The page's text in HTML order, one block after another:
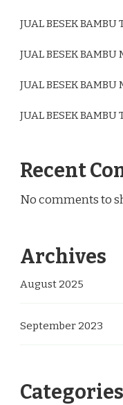
JUAL BESEK BAMBU
JUAL BESEK
JUAL BESEK
JUAL BESEK
Recent
No comments to
Archives
August 2025
September 2023
Categories